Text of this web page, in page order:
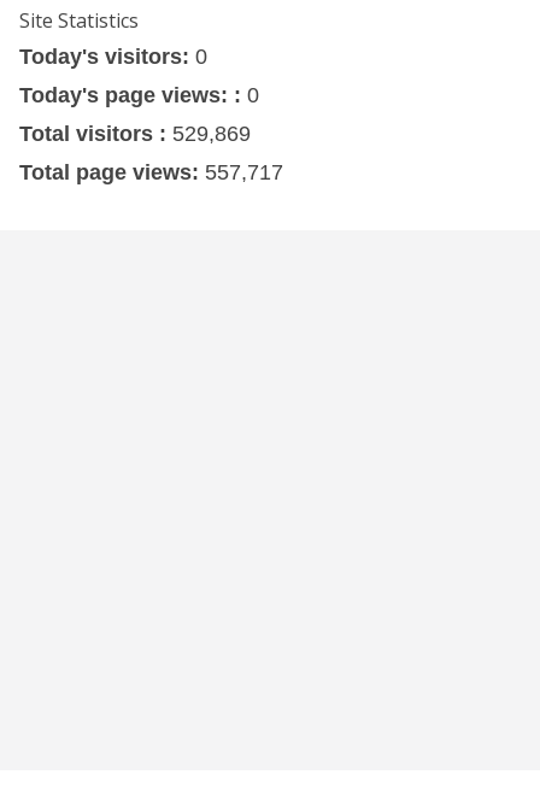
Site Statistics
Today's visitors: 0
Today's page views: : 0
Total visitors : 529,869
Total page views: 557,717